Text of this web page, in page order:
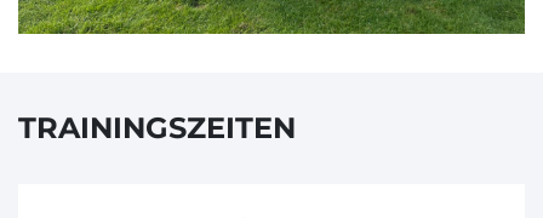
TRAININGSZEITEN